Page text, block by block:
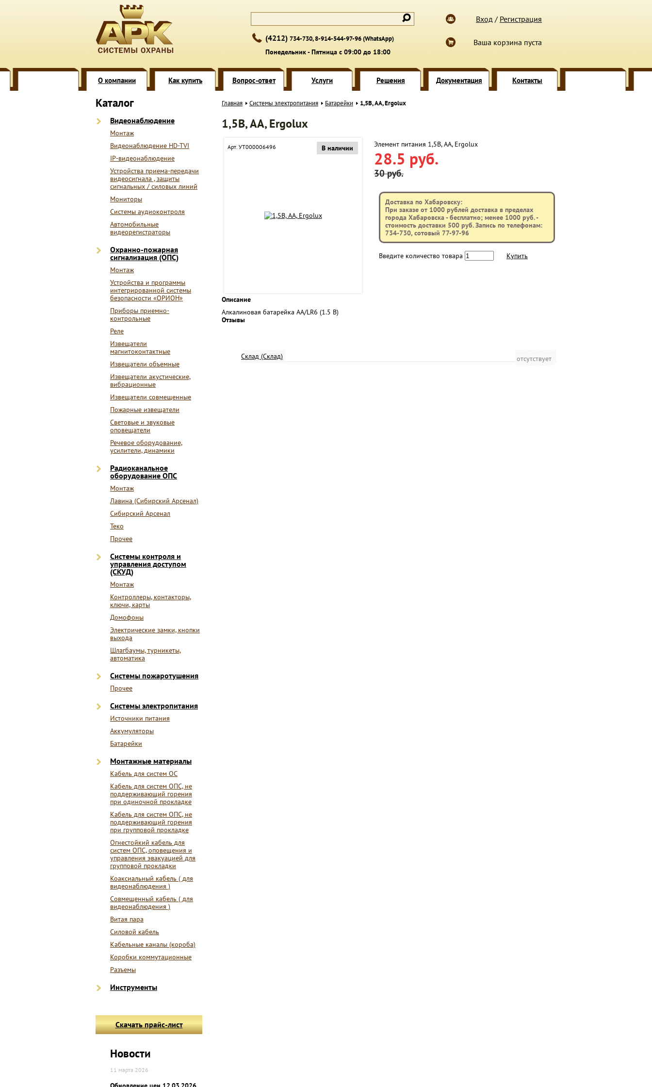
(4212) 734-730, 8-914-544-97-96 (WhatsApp)
Понедельник - Пятница с 09:00 до 18:00
Вход / Регистрация
Ваша корзина пуста
О компании Как купить Вопрос-ответ Услуги Решения Документация Контакты
Каталог
Видеонаблюдение
Монтаж
Видеонаблюдение HD-TVI
IP-видеонаблюдение
Устройства приема-передачи
видеосигнала , защиты
сигнальных / силовых линий
Мониторы
Системы аудиоконтроля
Автомобильные
видеорегистраторы
Охранно-пожарная
сигнализация (ОПС)
Монтаж
Устройства и программы
интегрированной системы
безопасности «ОРИОН»
Приборы приемно-
контрольные
Реле
Извещатели
магнитоконтактные
Извещатели объемные
Извещатели акустические,
вибрационные
Извещатели совмещенные
Пожарные извещатели
Световые и звуковые
оповещатели
Речевое оборудование,
усилители, динамики
Радиоканальное
оборудование ОПС
Монтаж
Лавина (Сибирский Арсенал)
Сибирский Арсенал
Теко
Прочее
Системы контроля и
управления доступом
(СКУД)
Монтаж
Контроллеры, контакторы,
ключи, карты
Домофоны
Электрические замки, кнопки
выхода
Шлагбаумы, турникеты,
автоматика
Системы пожаротушения
Прочее
Системы электропитания
Источники питания
Аккумуляторы
Батарейки
Монтажные материалы
Кабель для систем ОС
Кабель для систем ОПС, не
поддерживающий горения
при одиночной прокладке
Кабель для систем ОПС, не
поддерживающий горения
при групповой прокладке
Огнестойкий кабель для
систем ОПС, оповещения и
управления эвакуацией для
групповой прокладки
Коаксиальный кабель ( для
видеонаблюдения )
Совмещенный кабель ( для
видеонаблюдения )
Витая пара
Силовой кабель
Кабельные каналы (короба)
Коробки коммутационные
Разъемы
Инструменты
Скачать прайс-лист
Новости
11 марта 2026
Главная Системы электропитания Батарейки 1,5В, АА, Ergolux
1,5В, АА, Ergolux
Арт. УТ000006496 В наличии Элемент питания 1,5В, АА, Ergolux
28.5 руб.
30 руб.
Доставка по Хабаровску:
При заказе от 1000 рублей доставка в пределах
города Хабаровска - бесплатно; менее 1000 руб. -
стоимость доставки 500 руб. Запись по телефонам:
734-730, сотовый 77-97-96
Введите количество товара Купить
Описание
Алкалиновая батарейка AA/LR6 (1.5 В)
Отзывы
Склад (Склад) отсутствует